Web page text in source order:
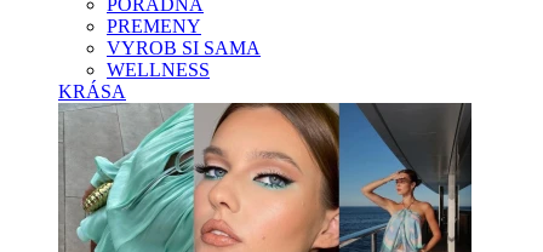
PORADŇA
PREMENY
VYROB SI SAMA
WELLNESS
KRÁSA